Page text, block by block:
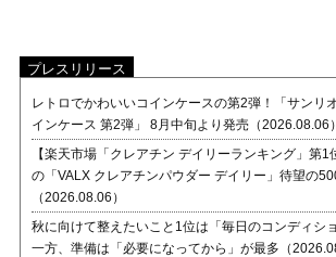
プレスリリース
レトロでかわいいコインケースの第2弾！「サンリ
インケース 第2弾」 8月中旬より発売（2026.08.06）
【楽天市場「クレアチン デイリーランキング」第
の「VALX クレアチンパウダー デイリー」待望の
（2026.08.06）
秋に向けて整えたいこと1位は「毎日のコンディシ
一方、準備は「必要になってから」が最多（